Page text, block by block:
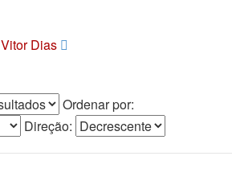
Vitor Dias
Ordenar por:
Direção: